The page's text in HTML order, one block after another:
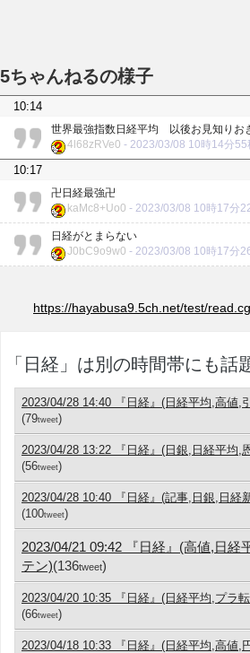
5ちゃんねるの様子
10:14
世界最強指数日経平均 以後お見知りお
4l68zRVe0 - 2023/03/08 10時14分55
10:17
卍日経最強卍
kaMc8+Uo0 - 2023/03/08 10時17分
日経がとまらない
J0bC9o9w0 - 2023/03/08 10時17分
https://hayabusa9.5ch.net/test/
「日経」は別の時間帯にも話
2023/04/28 14:40 『日経』(日経平均,高値,
(79tweet)
2023/04/28 13:22 『日経』(日銀,日経平均,
(56tweet)
2023/04/28 10:40 『日経』(記事,日銀,日経
(100tweet)
2023/04/21 09:42 『日経』(高値,日経
テン)(136tweet)
2023/04/20 10:35 『日経』(日経平均,プラ
(66tweet)
2023/04/18 10:33 『日経』(日経平均,高値,